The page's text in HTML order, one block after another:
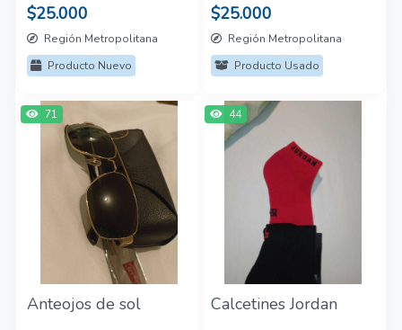
$25.000
Región Metropolitana
Producto Nuevo
$25.000
Región Metropolitana
Producto Usado
71
Anteojos de sol
44
Calcetines Jordan